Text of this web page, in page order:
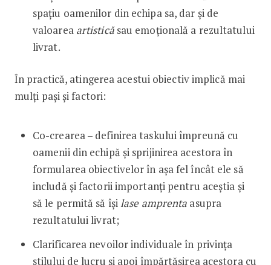
spațiu oamenilor din echipa sa, dar și de
valoarea artisticăsau emoțională a rezultatului
livrat.
În practică, atingerea acestui obiectiv implică mai
mulți pași și factori:
Co-crearea – definirea taskului împreună cu
oamenii din echipă și sprijinirea acestora în
formularea obiectivelor în așa fel încât ele să
includă și factorii importanți pentru aceștia și
să le permită să își lase amprenta asupra
rezultatului livrat;
Clarificarea nevoilor individuale în privința
stilului de lucru și apoi împărtășirea acestora cu